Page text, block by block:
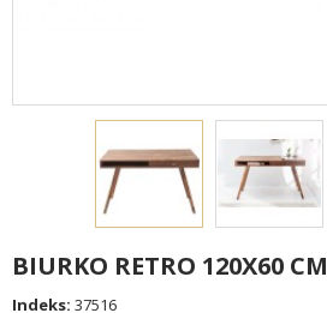
BIURKO RETRO 120X60 CM
Indeks: 37516